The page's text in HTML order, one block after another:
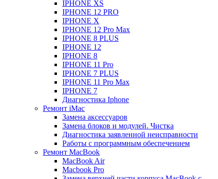
IPHONE XS
IPHONE 12 PRO
IPHONE X
IPHONE 12 Pro Max
IPHONE 8 PLUS
IPHONE 12
IPHONE 8
IPHONE 11 Pro
IPHONE 7 PLUS
IPHONE 11 Pro Max
IPHONE 7
Диагностика Iphone
Ремонт iMac
Замена аксессуаров
Замена блоков и модулей. Чистка
Диагностика заявленной неисправности
Работы с программным обеспечением
Ремонт MacBook
MacBook Air
Macbook Pro